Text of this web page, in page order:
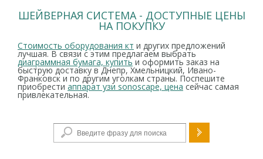
ШЕЙВЕРНАЯ СИСТЕМА - ДОСТУПНЫЕ ЦЕНЫ
НА ПОКУПКУ
Стоимость оборудования кт и других предложений
лучшая. В связи с этим предлагаем выбрать
диаграммная бумага, купить и оформить заказ на
быструю доставку в Днепр, Хмельницкий, Ивано-
Франковск и по другим уголкам страны. Поспешите
приобрести аппарат узи sonoscape, цена сейчас самая
привлекательная.
Форма поиска